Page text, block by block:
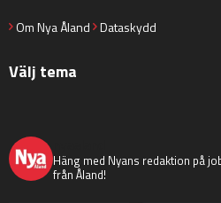
Om Nya Åland Dataskydd
Välj tema
Häng med Nyans redaktion på
från Åland!